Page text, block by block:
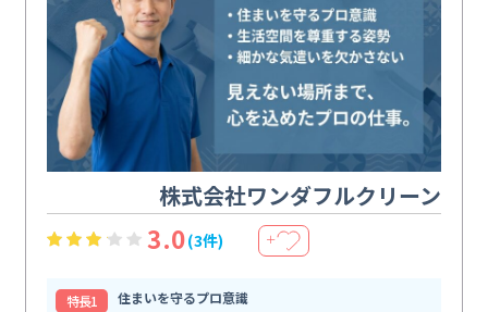
株式会社ワンダフルクリーン
3.0(3件) ＋
特⻑1
住まいを守るプロ意識